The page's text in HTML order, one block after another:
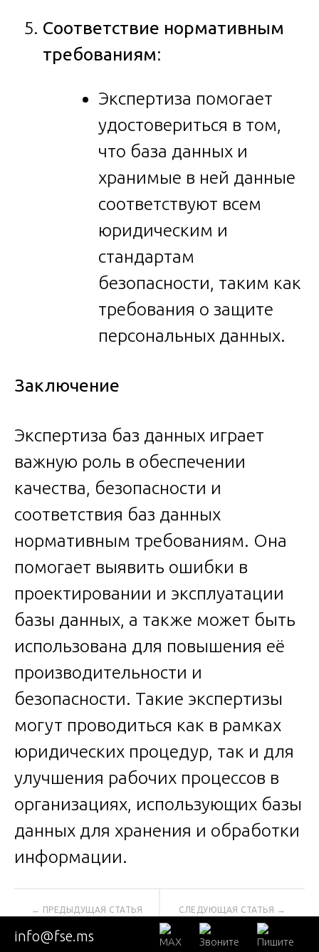
Соответствие нормативным
требованиям:
Экспертиза помогает
удостовериться в том,
что база данных и
хранимые в ней данные
соответствуют всем
юридическим и
стандартам
безопасности, таким как
требования о защите
персональных данных.
Заключение
Экспертиза баз данных играет
важную роль в обеспечении
качества, безопасности и
соответствия баз данных
нормативным требованиям. Она
помогает выявить ошибки в
проектировании и эксплуатации
базы данных, а также может быть
использована для повышения её
производительности и
безопасности. Такие экспертизы
могут проводиться как в рамках
юридических процедур, так и для
улучшения рабочих процессов в
организациях, использующих базы
данных для хранения и обработки
информации.
Навигация
Основания для
проведения экспертизы
Психологическая
экспертиза
info@fse.ms